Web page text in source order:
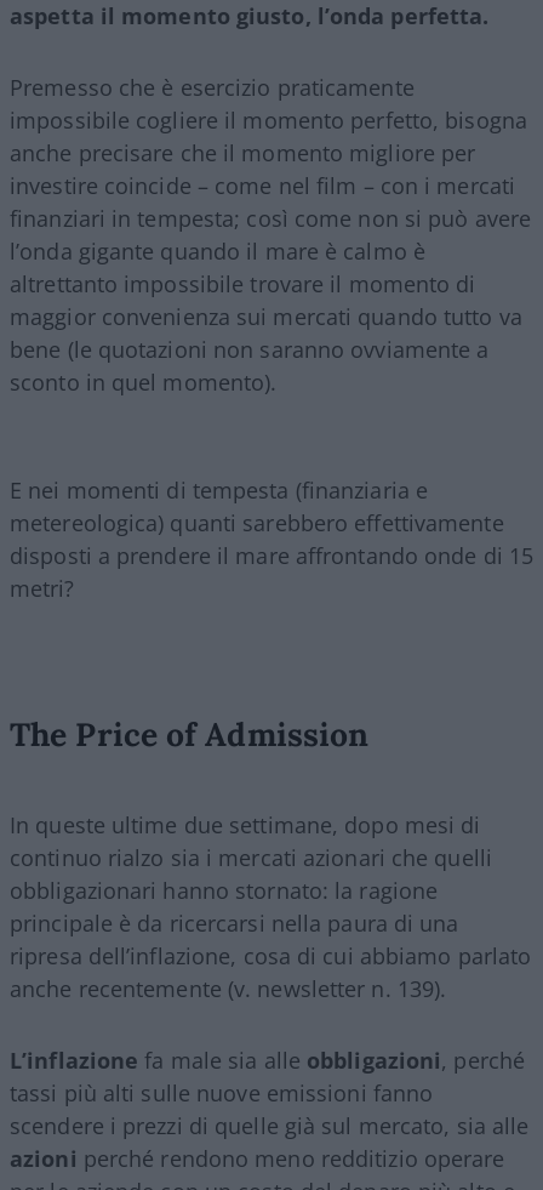
aspetta il momento giusto, l’onda perfetta.
Premesso che è esercizio praticamente
impossibile cogliere il momento perfetto, bisogna
anche precisare che il momento migliore per
investire coincide – come nel film – con i mercati
finanziari in tempesta; così come non si può avere
l’onda gigante quando il mare è calmo è
altrettanto impossibile trovare il momento di
maggior convenienza sui mercati quando tutto va
bene (le quotazioni non saranno ovviamente a
sconto in quel momento).
E nei momenti di tempesta (finanziaria e
metereologica) quanti sarebbero effettivamente
disposti a prendere il mare affrontando onde di 15
metri?
The Price ofAdmission
In queste ultime due settimane, dopo mesi di
continuo rialzo sia i mercati azionari che quelli
obbligazionari hanno stornato: la ragione
principale è da ricercarsi nella paura di una
ripresa dell’inflazione, cosa di cui abbiamo parlato
anche recentemente (v. newsletter n. 139).
L’inflazione fa male sia alle obbligazioni, perché
tassi più alti sulle nuove emissioni fanno
scendere i prezzi di quelle già sul mercato, sia alle
azioni perché rendono meno redditizio operare